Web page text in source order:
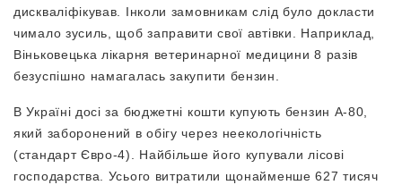
дискваліфікував. Інколи замовникам слід було докласти
чимало зусиль, щоб заправити свої автівки. Наприклад,
Віньковецька лікарня ветеринарної медицини 8 разів
безуспішно намагалась закупити бензин.
В Україні досі за бюджетні кошти купують бензин А-80,
який заборонений в обігу через неекологічність
(стандарт Євро-4). Найбільше його купували лісові
господарства. Усього витратили щонайменше 627 тисяч